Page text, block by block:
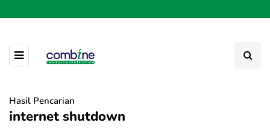
Hasil Pencarian
internet shutdown